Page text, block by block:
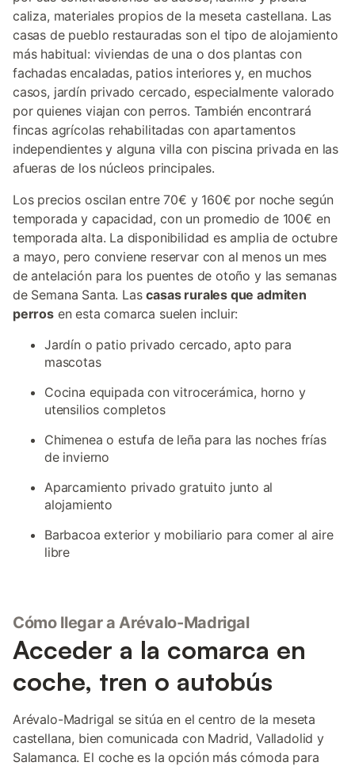
caliza, materiales propios de la meseta castellana. Las
casas de pueblo restauradas son el tipo de alojamiento
más habitual: viviendas de una o dos plantas con
fachadas encaladas, patios interiores y, en muchos
casos, jardín privado cercado, especialmente valorado
por quienes viajan con perros. También encontrará
fincas agrícolas rehabilitadas con apartamentos
independientes y alguna villa con piscina privada en las
afueras de los núcleos principales.
Los precios oscilan entre 70€ y 160€ por noche según
temporada y capacidad, con un promedio de 100€ en
temporada alta. La disponibilidad es amplia de octubre
a mayo, pero conviene reservar con al menos un mes
de antelación para los puentes de otoño y las semanas
de Semana Santa. Lascasas rurales que admiten
perrosen esta comarca suelen incluir:
Jardín o patio privado cercado, apto para
mascotas
Cocina equipada con vitrocerámica, horno y
utensilios completos
Chimenea o estufa de leña para las noches frías
de invierno
Aparcamiento privado gratuito junto al
alojamiento
Barbacoa exterior y mobiliario para comer al aire
libre
Cómo llegar a Arévalo-Madrigal
Acceder a la comarca en
coche, tren o autobús
Arévalo-Madrigal se sitúa en el centro de la meseta
castellana, bien comunicada con Madrid, Valladolid y
Salamanca. El coche es la opción más cómoda para